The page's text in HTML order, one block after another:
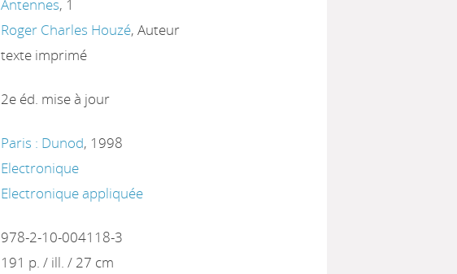
Antennes, 1
Roger Charles Houzé, Auteur
texte imprimé
2e éd. mise à jour
Paris : Dunod, 1998
Electronique
Electronique appliquée
978-2-10-004118-3
191 p. / ill. / 27 cm